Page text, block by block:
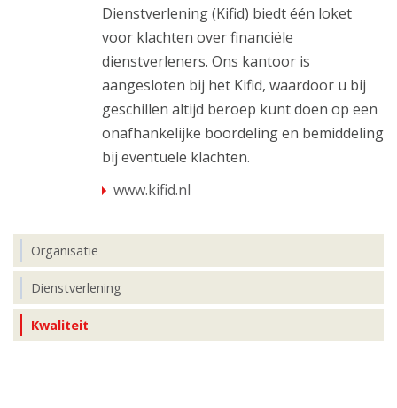
Dienstverlening (Kifid) biedt één loket
voor klachten over financiële
dienstverleners. Ons kantoor is
aangesloten bij het Kifid, waardoor u bij
geschillen altijd beroep kunt doen op een
onafhankelijke boordeling en bemiddeling
bij eventuele klachten.
www.kifid.nl
Organisatie
Dienstverlening
Kwaliteit